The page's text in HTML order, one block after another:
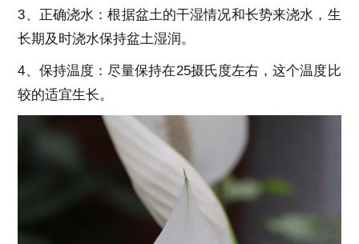
3、正确浇水：根据盆土的干湿情况和长势来浇水，生
长期及时浇水保持盆土湿润。
4、保持温度：尽量保持在25摄氏度左右，这个温度比
较的适宜生长。